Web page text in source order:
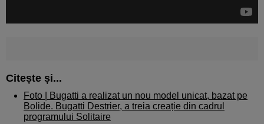
Citește și...
Foto |
Bugatti a realizat un nou model unicat, bazat pe
Bolide. Bugatti Destrier, a treia creație din cadrul
programului Solitaire